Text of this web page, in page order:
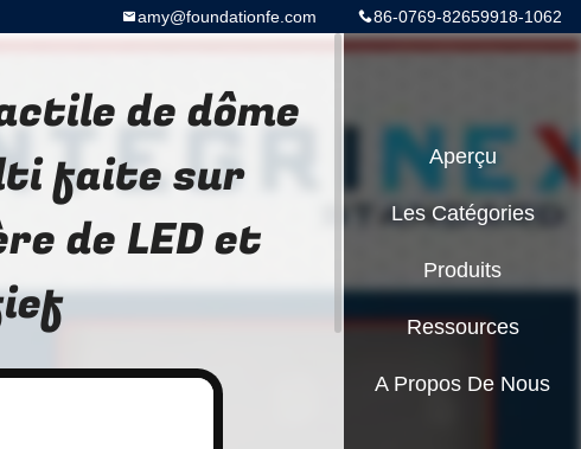
86-0769-82659918-1062
amy@foundationfe.com
de dôme
faite sur
de LED et
Aperçu
Les Catégories
Produits
Ressources
A Propos De Nous